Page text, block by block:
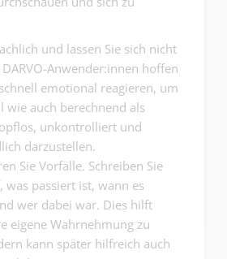
und lassen Sie sich nicht
Anwender:innen hoffen
emotional reagieren, um
wie auch berechnend als
unkontrolliert und
darzustellen.
Sie Vorfälle. Schreiben Sie
was passiert ist, wann es
wer dabei war. Dies hilft
eigene Wahrnehmung zu
kann später hilfreich auch